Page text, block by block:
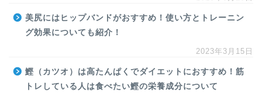
美尻にはヒップバンドがおすすめ！使い方とトレーニン
グ効果についても紹介！
2023年3月15日
鰹（カツオ）は高たんぱくでダイエットにおすすめ！筋
トレしている人は食べたい鰹の栄養成分について